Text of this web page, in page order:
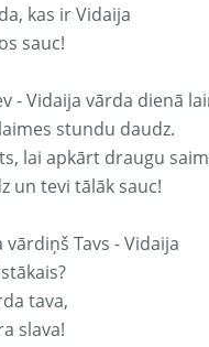
kas ir Vidaija
sauc!
- Vidaija vārda dienā
stundu daudz.
lai apkārt draugu
un tevi tālāk sauc!
vārdiņš Tavs - Vidaija
tava,
slava!